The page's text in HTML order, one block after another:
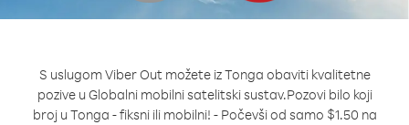
S uslugom Viber Out možete iz Tonga obaviti kvalitetne
pozive u Globalni mobilni satelitski sustav.Pozovi bilo koji
broj u Tonga - fiksni ili mobilni! - Počevši od samo $1.50 na